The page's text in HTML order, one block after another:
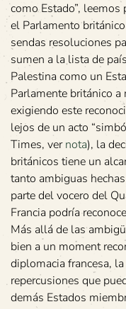
como Estado”,
el Parlamento
sendas resoluciones
sumen a la lista de
Palestina como un
Parlamente británico
exigiendo este
lejos de un acto
Times, vernota), la
británicos tiene un
tanto ambiguas
parte del vocero del
Francia podría
Más allá de las
bien a un moment
diplomacia francesa,
repercusiones que
demás Estados